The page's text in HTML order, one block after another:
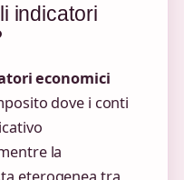
indicatori
economici
dove i conti
la